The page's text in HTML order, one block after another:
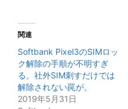
関連
Softbank Pixel3のSIMロッ
ク解除の手順が不明すぎ
る。社外SIM刺すだけでは
解除されない罠が。
2019年5月31日